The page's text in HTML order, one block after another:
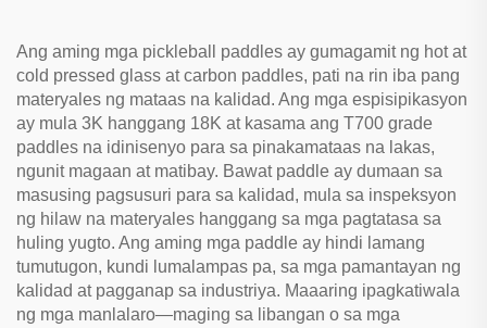
Ang aming mga pickleball paddles ay gumagamit ng hot at
cold pressed glass at carbon paddles, pati na rin iba pang
materyales ng mataas na kalidad. Ang mga espisipikasyon
ay mula 3K hanggang 18K at kasama ang T700 grade
paddles na idinisenyo para sa pinakamataas na lakas,
ngunit magaan at matibay. Bawat paddle ay dumaan sa
masusing pagsusuri para sa kalidad, mula sa inspeksyon
ng hilaw na materyales hanggang sa mga pagtatasa sa
huling yugto. Ang aming mga paddle ay hindi lamang
tumutugon, kundi lumalampas pa, sa mga pamantayan ng
kalidad at pagganap sa industriya. Maaaring ipagkatiwala
ng mga manlalaro—maging sa libangan o sa mga